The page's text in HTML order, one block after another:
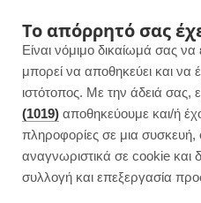
Το απόρρητό σας
Είναι νόμιμο δικαίωμά σας να
μπορεί να αποθηκεύει και να
ιστότοπος. Με την άδειά σας,
(1019) αποθηκεύουμε και/ή
πληροφορίες σε μια
αναγνωριστικά σε cookie και
συλλογή και επεξεργασία